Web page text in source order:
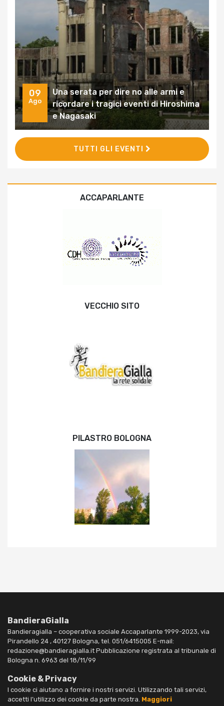
09
Ago
Una serata per dire no alle armi e
ricordare i tragici eventi di Hiroshima
e Nagasaki
TUTTI GLI EVENTI
ACCAPARLANTE
VECCHIO SITO
PILASTRO BOLOGNA
BandieraGialla
Bandieragialla – cooperativa sociale Accaparlante 1999-2023, via
Pirandello 24 , 40127 Bologna, tel. 051/6415005 E-mail:
redazione@bandieragialla.it Pubblicazione registrata al tribunale di
Bologna n. 6963 del 18/11/99
Cookie & Privacy
I cookie ci aiutano a fornire i nostri servizi. Utilizzando tali servizi,
accetti l’utilizzo dei cookie da parte nostra. Maggiori